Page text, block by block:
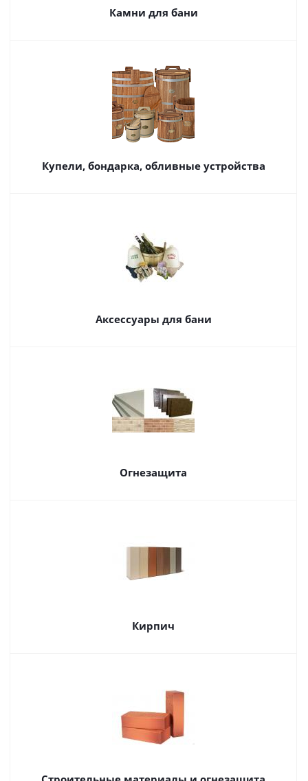
Камни для бани
Купели, бондарка, обливные устройства
Аксессуары для бани
Огнезащита
Кирпич